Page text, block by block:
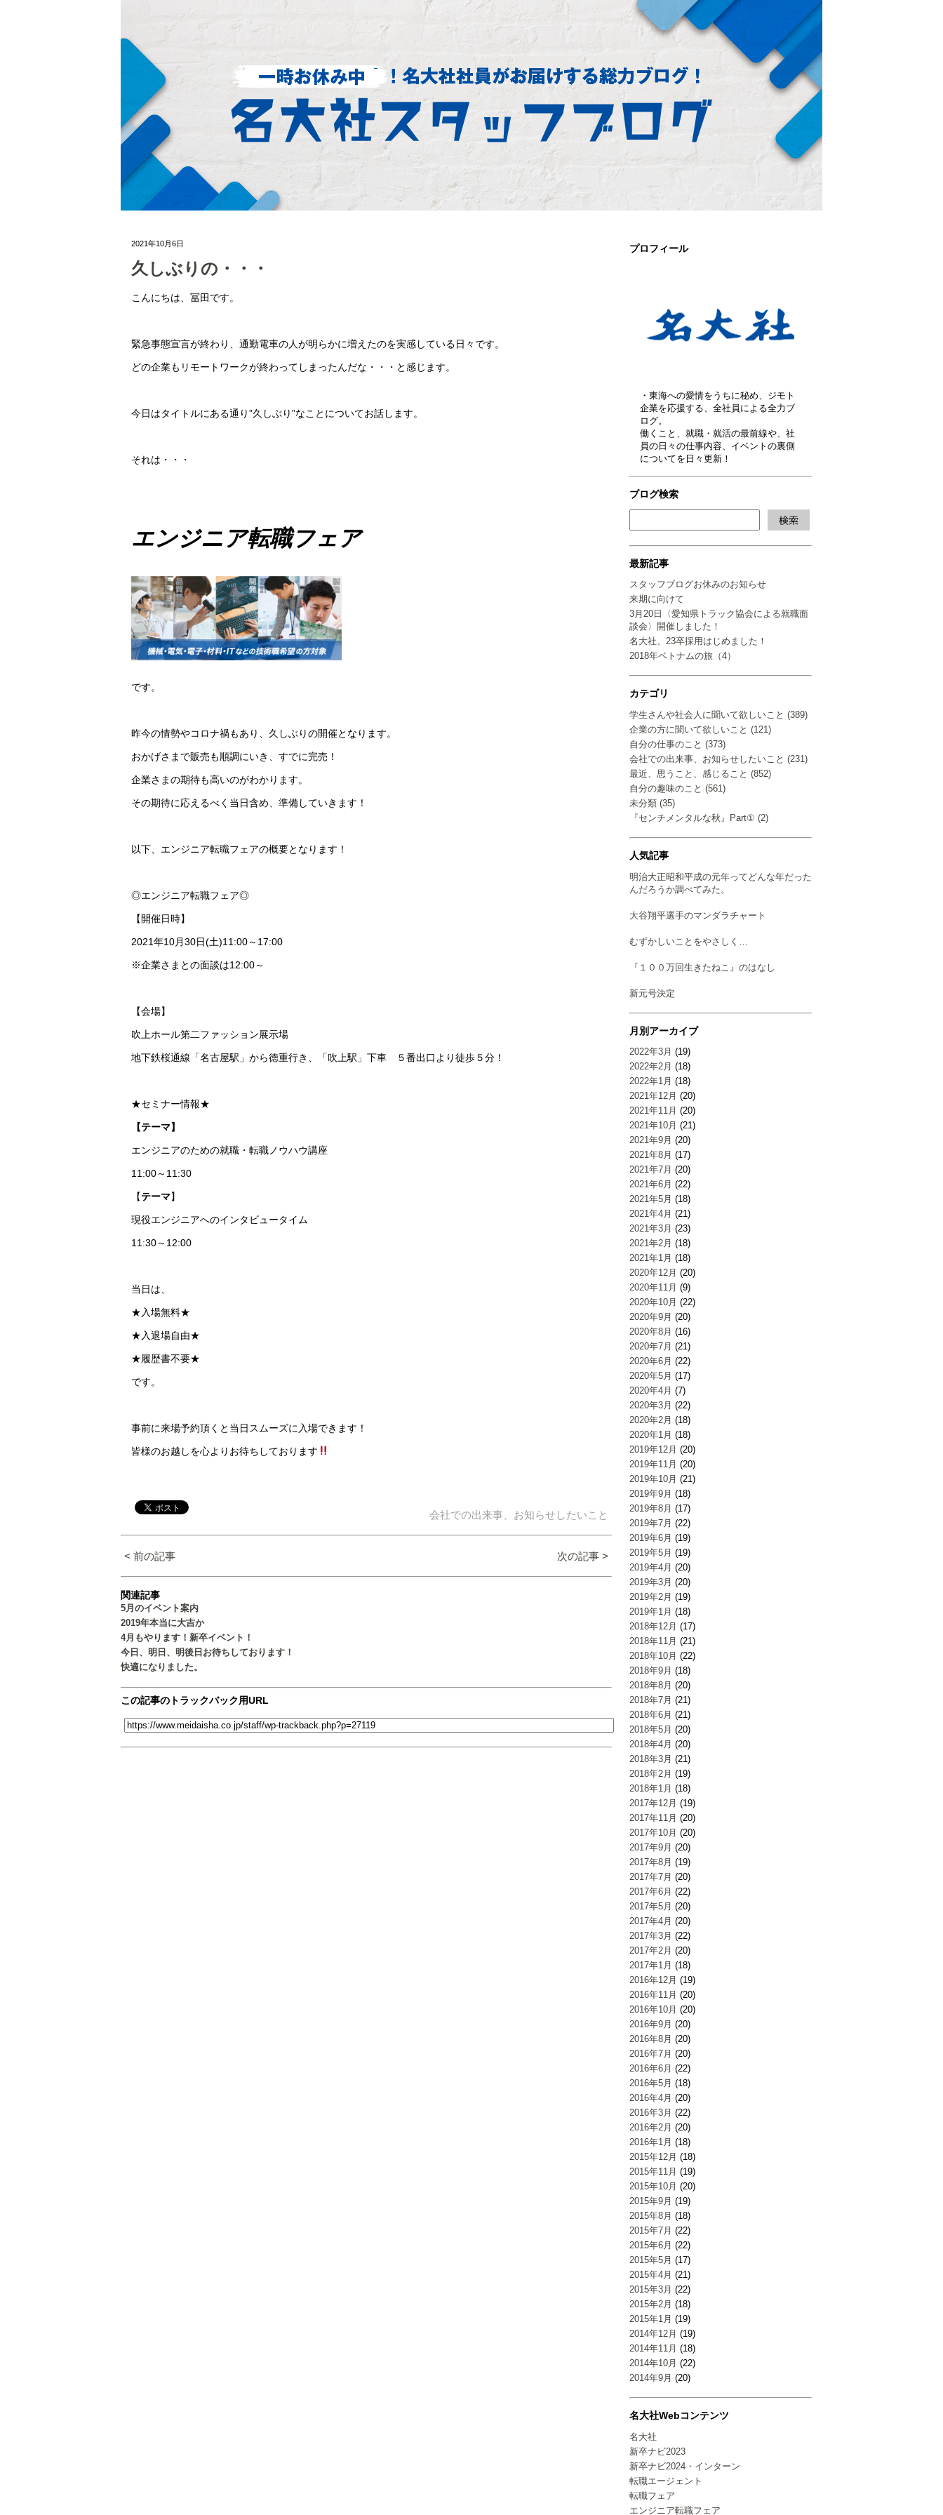
プロフィール
・東海への愛情をうちに秘め、ジモト
企業を応援する、全社員による全力ブ
ログ。
働くこと、就職・就活の最前線や、社
員の日々の仕事内容、イベントの裏側
についてを日々更新！
ブログ検索
最新記事
スタッフブログお休みのお知らせ
来期に向けて
3月20日〈愛知県トラック協会による就職面
談会〉開催しました！
名大社、23卒採用はじめました！
2018年ベトナムの旅（4）
カテゴリ
学生さんや社会人に聞いて欲しいこと (389)
企業の方に聞いて欲しいこと (121)
自分の仕事のこと (373)
会社での出来事、お知らせしたいこと (231)
最近、思うこと、感じること (852)
自分の趣味のこと (561)
未分類 (35)
『センチメンタルな秋』Part① (2)
人気記事
明治大正昭和平成の元年ってどんな年だった
んだろうか調べてみた。
大谷翔平選手のマンダラチャート
むずかしいことをやさしく…
『１００万回生きたねこ』のはなし
新元号決定
月別アーカイブ
2022年3月 (19)
2022年2月 (18)
2022年1月 (18)
2021年12月 (20)
2021年11月 (20)
2021年10月 (21)
2021年9月 (20)
2021年8月 (17)
2021年7月 (20)
2021年6月 (22)
2021年5月 (18)
2021年4月 (21)
2021年3月 (23)
2021年2月 (18)
2021年1月 (18)
2020年12月 (20)
2020年11月 (9)
2020年10月 (22)
2020年9月 (20)
2020年8月 (16)
2020年7月 (21)
2020年6月 (22)
2020年5月 (17)
2020年4月 (7)
2020年3月 (22)
2020年2月 (18)
2020年1月 (18)
2019年12月 (20)
2019年11月 (20)
2019年10月 (21)
2019年9月 (18)
2019年8月 (17)
2019年7月 (22)
2019年6月 (19)
2019年5月 (19)
2019年4月 (20)
2019年3月 (20)
2019年2月 (19)
2019年1月 (18)
2018年12月 (17)
2018年11月 (21)
2018年10月 (22)
2018年9月 (18)
2018年8月 (20)
2018年7月 (21)
2018年6月 (21)
2018年5月 (20)
2018年4月 (20)
2018年3月 (21)
2018年2月 (19)
2018年1月 (18)
2017年12月 (19)
2017年11月 (20)
2017年10月 (20)
2017年9月 (20)
2017年8月 (19)
2017年7月 (20)
2017年6月 (22)
2017年5月 (20)
2017年4月 (20)
2017年3月 (22)
2017年2月 (20)
2017年1月 (18)
2016年12月 (19)
2016年11月 (20)
2016年10月 (20)
2016年9月 (20)
2016年8月 (20)
2016年7月 (20)
2016年6月 (22)
2016年5月 (18)
2016年4月 (20)
2016年3月 (22)
2016年2月 (20)
2016年1月 (18)
2015年12月 (18)
2015年11月 (19)
2015年10月 (20)
2015年9月 (19)
2015年8月 (18)
2015年7月 (22)
2015年6月 (22)
2015年5月 (17)
2015年4月 (21)
2015年3月 (22)
2015年2月 (18)
2015年1月 (19)
2014年12月 (19)
2014年11月 (18)
2014年10月 (22)
2014年9月 (20)
名大社Webコンテンツ
名大社
新卒ナビ2023
新卒ナビ2024・インターン
転職エージェント
転職フェア
エンジニア転職フェア
2021年10月6日
久しぶりの・・・
こんにちは、冨田です。
緊急事態宣言が終わり、通勤電車の人が明らかに増えたのを実感している日々です。
どの企業もリモートワークが終わってしまったんだな・・・と感じます。
今日はタイトルにある通り”久しぶり”なことについてお話します。
それは・・・
エンジニア転職フェア
です。
昨今の情勢やコロナ禍もあり、久しぶりの開催となります。
おかげさまで販売も順調にいき、すでに完売！
企業さまの期待も高いのがわかります。
その期待に応えるべく当日含め、準備していきます！
以下、エンジニア転職フェアの概要となります！
◎エンジニア転職フェア◎
【開催日時】
2021年10月30日(土)11:00～17:00
※企業さまとの面談は12:00～
【会場】
吹上ホール第二ファッション展示場
地下鉄桜通線「名古屋駅」から徳重行き、「吹上駅」下車 ５番出口より徒歩５分！
★セミナー情報★
【テーマ】
エンジニアのための就職・転職ノウハウ講座
11:00～11:30
【テーマ】
現役エンジニアへのインタビュータイム
11:30～12:00
当日は、
★入場無料★
★入退場自由★
★履歴書不要★
です。
事前に来場予約頂くと当日スムーズに入場できます！
皆様のお越しを心よりお待ちしております
会社での出来事、お知らせしたいこと
< 前の記事 次の記事 >
関連記事
5月のイベント案内
2019年本当に大吉か
4月もやります！新卒イベント！
今日、明日、明後日お待ちしております！
快適になりました。
この記事のトラックバック用URL